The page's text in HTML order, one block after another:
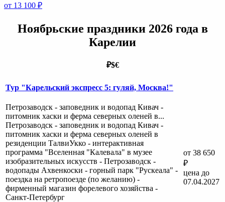
от 13 100 ₽
Ноябрьские праздники 2026 года в
Карелии
₽$€
Тур "Карельский экспресс 5: гуляй, Москва!"
Петрозаводск - заповедник и водопад Кивач -
питомник хаски и ферма северных оленей в...
Петрозаводск - заповедник и водопад Кивач -
питомник хаски и ферма северных оленей в
резиденции ТалвиУкко - интерактивная
программа "Вселенная "Калевала" в музее
изобразительных искусств - Петрозаводск -
водопады Ахвенкоски - горный парк "Рускеала" -
поездка на ретропоезде (по желанию) -
фирменный магазин форелевого хозяйства -
Санкт-Петербург
от 38 650
₽
цена до
07.04.2027